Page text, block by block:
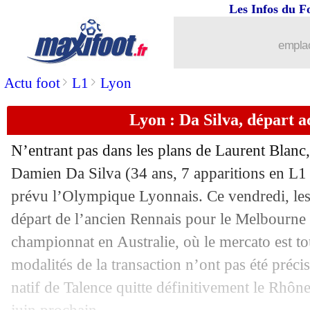
Actu foot> L1 > Lyon
Les Infos du
Lyon : Da Silva, départ
N’entrant pas dans les plans de Laurent
Damien Da Silva (34 ans, 7 apparitions en
prévu l’Olympique Lyonnais. Ce vendredi,
départ de l’ancien Rennais pour le
championnat en Australie, où le mercato est
modalités de la transaction n’ont pas été
natif de Talence quitte définitivement le
Lyon: Aulas compare à... Liverpool
03/02 EdF: Martinez, Kolo Muani n'a pas
: agacé, Blanc quitte la conf' de
03/02 Lyon: Aulas et la "bêtise" Juninho
03/02 Man City : Cancelo, l'explication de
03/02 Lyon : Ciss, Aulas charge le Rayo
03/02 OM: Guy Roux est fan de Longoria
03/02 Lyon: Jeffinho promet de mettre le